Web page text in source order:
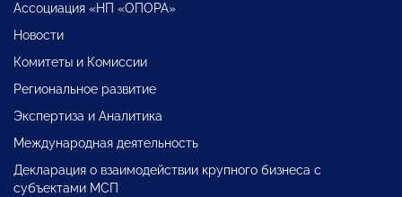
Ассоциация «НП «ОПОРА»
Новости
Комитеты и Комиссии
Региональное развитие
Экспертиза и Аналитика
Международная деятельность
Декларация о взаимодействии крупного бизнеса с
субъектами МСП